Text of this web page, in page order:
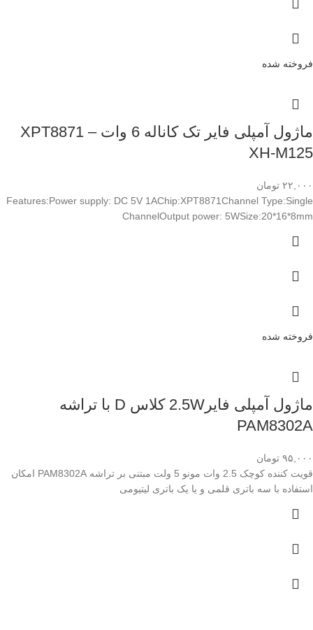
فروخته شده
ماژول آمپلی فایر تک کاناله 6 وات XPT8871 –
XH-M125
۲۲,۰۰۰ تومان
Features:Power supply: DC 5V 1AChip:XPT8871Channel Type:Single
ChannelOutput power: 5WSize:20*16*8mm
فروخته شده
ماژول آمپلی فایر2.5W کلاس D با تراشه
PAM8302A
۹۵,۰۰۰ تومان
قویت کننده کوچک 2.5 وات مونو 5 ولت مبتنی بر تراشه PAM8302A امکان
استفاده با سه باتری قلمی و یا یک باتری لیتیومی